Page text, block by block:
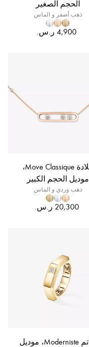
الحجم الصغير
ذهب أصفر و الماس
قلادة Move Classique،
موديل الحجم الكبير
ذهب وردي و الماس
‏20,300 ر.س.‏
خاتم Moderniste، موديل